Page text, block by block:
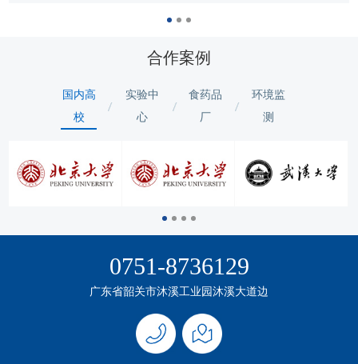
合作案例
国内高
校
实验中
心
食药品
厂
环境监
测
0751-8736129
广东省韶关市沐溪工业园沐溪大道边